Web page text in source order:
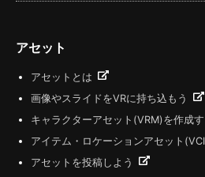
アセット
アセットとは
画像やスライドをVRに持ち込もう
キャラクターアセット(VRM)を作成
アイテム・ロケーションアセット
アセットを投稿しよう